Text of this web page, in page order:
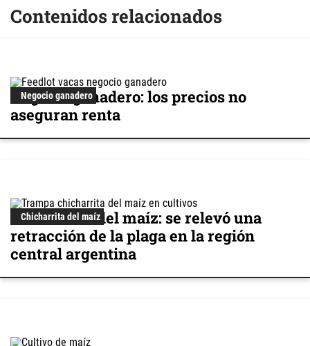
Contenidos relacionados
Negocio ganadero
Negocio ganadero: los precios no
aseguran renta
Chicharrita del maíz
Chicharrita del maíz: se relevó una
retracción de la plaga en la región
central argentina